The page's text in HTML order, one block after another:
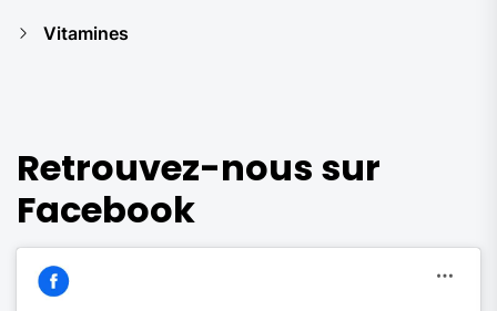
Vitamines
Retrouvez-nous sur
Facebook